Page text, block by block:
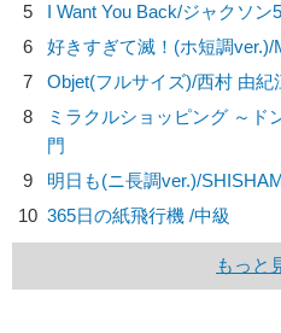
5
I Want You Back/ジャクソン5
6
好きすぎて滅！(ホ短調ver.)/
7
Objet(フルサイズ)/西村 由紀
8
ミラクルショッピング ～ド
門
9
明日も(ニ長調ver.)/
10 365日の紙飛行機 /中級
もっと